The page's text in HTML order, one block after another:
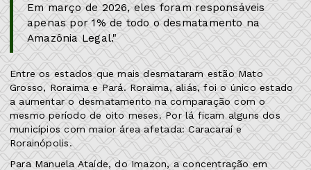
Em março de 2026, eles foram responsáveis
apenas por 1% de todo o desmatamento na
Amazônia Legal."
Entre os estados que mais desmataram estão Mato
Grosso, Roraima e Pará. Roraima, aliás, foi o único estado
a aumentar o desmatamento na comparação com o
mesmo período de oito meses. Por lá ficam alguns dos
municípios com maior área afetada: Caracaraí e
Rorainópolis.
Para Manuela Ataíde, do Imazon, a concentração em